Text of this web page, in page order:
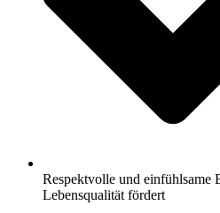
Respektvolle und einfühlsame
Lebensqualität fördert